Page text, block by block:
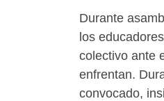
Durante
los
colectivo ante
enfrentan.
convocado,